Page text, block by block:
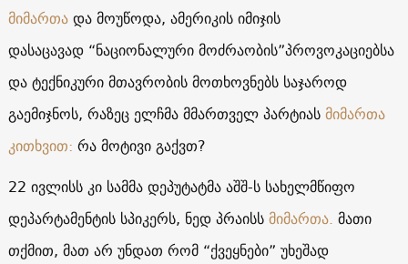
მიმართადა მოუწოდა, ამერიკის იმიჯის
დასაცავად “ნაციონალური მოძრაობის”პროვოკაციებსა
და ტექნიკური მთავრობის მოთხოვნებს საჯაროდ
გაემიჯნოს, რაზეც ელჩმა მმართველ პარტიასმიმართა
კითხვით: რა მოტივი გაქვთ?
22 ივლისს კი სამმა დეპუტატმა აშშ-ს სახელმწიფო
დეპარტამენტის სპიკერს, ნედ პრაისსმიმართა. მათი
თქმით, მათ არ უნდათ რომ “ქვეყნები” უხეშად